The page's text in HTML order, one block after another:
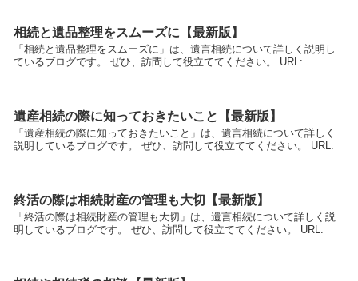
相続と遺品整理をスムーズに【最新版】
「相続と遺品整理をスムーズに」は、遺言相続について詳しく説明し
ているブログです。 ぜひ、訪問して役立ててください。 URL:
遺産相続の際に知っておきたいこと【最新版】
「遺産相続の際に知っておきたいこと」は、遺言相続について詳しく
説明しているブログです。 ぜひ、訪問して役立ててください。 URL:
終活の際は相続財産の管理も大切【最新版】
「終活の際は相続財産の管理も大切」は、遺言相続について詳しく説
明しているブログです。 ぜひ、訪問して役立ててください。 URL: